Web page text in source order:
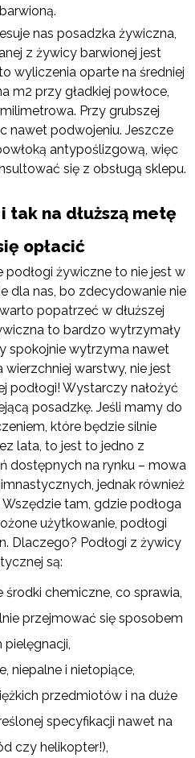
barwioną.
nas posadzka żywiczna,
z żywicy barwionej jest
wyliczenia oparte na średniej
m2 przy gładkiej powłoce,
Przy grubszej
nawet podwojeniu. Jeszcze
antypoślizgową, więc
się z obsługą sklepu.
tak na dłuższą metę
opłacić
podłogi żywiczne to nie jest w
dla nas, bo zdecydowanie nie
popatrzeć w dłuższej
to bardzo wytrzymały
spokojnie wytrzyma nawet
wierzchniej warstwy, nie jest
podłogi! Wystarczy nałożyć
posadzkę. Jeśli mamy do
które będzie silnie
lata, to jest to jedno z
dostępnych na rynku – mowa
jednak również
tam, gdzie podłoga
użytkowanie, podłogi
Dlaczego? Podłogi z żywicy
są:
chemiczne, co sprawia,
przejmować się sposobem
pielęgnacji,
niepalne i nietopiące,
przedmiotów i na duże
specyfikacji nawet na
czy helikopter!),